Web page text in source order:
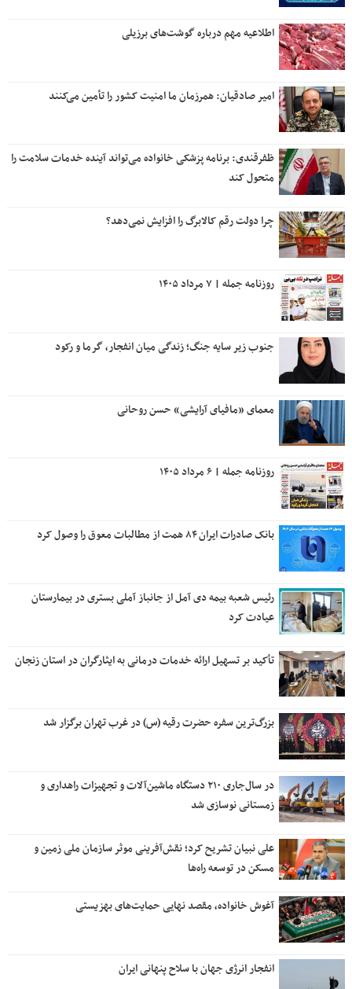
اطلاعیه مهم درباره گوشت‌های برزیلی
امیر صادقیان: همرزمان ما امنیت کشور را تأمین می‌کنند
ظفرقندی: برنامه پزشکی خانواده می‌تواند آینده خدمات سلامت را
متحول کند
چرا دولت رقم کالابرگ را افزایش نمی‌دهد؟
روزنامه جمله | ۷ مرداد ۱۴۰۵
جنوب زیر سایه جنگ؛ زندگی میان انفجار، گرما و رکود
معمای «مافیای آرایشی» حسن روحانی
روزنامه جمله | ۶ مرداد ۱۴۰۵
بانک صادرات ایران ۸۴ همت از مطالبات معوق را وصول کرد
رئیس شعبه بیمه دی آمل از جانباز آملی بستری در بیمارستان
عیادت کرد
تأکید بر تسهیل ارائه خدمات درمانی به ایثارگران در استان زنجان
بزرگ‌ترین سفره حضرت رقیه (س) در غرب تهران برگزار شد
در سال‌جاری ۲۱۰ دستگاه ماشین‌آلات و تجهیزات راهداری و
زمستانی نوسازی شد
علی نبیان تشریح کرد؛ نقش‌آفرینی موثر سازمان ملی زمین و
مسکن در توسعه راه‌ها
آغوش خانواده، مقصد نهایی حمایت‌های بهزیستی
انفجار انرژی جهان با سلاح پنهانی ایران